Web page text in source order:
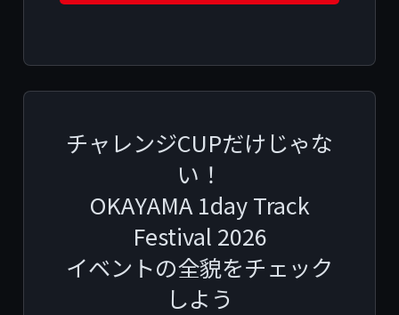
チャレンジCUPだけじゃな
い！
OKAYAMA 1day Track
Festival 2026
イベントの全貌をチェック
しよう